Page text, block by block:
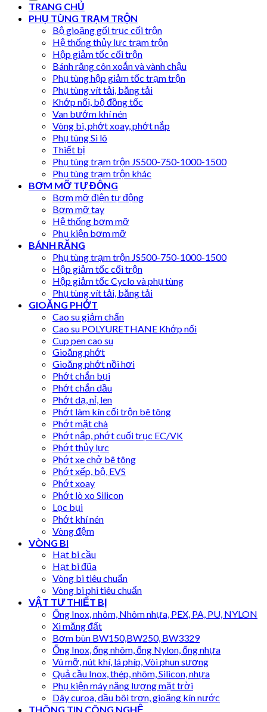
TRANG CHỦ
PHỤ TÙNG TRẠM TRỘN
Bộ gioăng gối trục cối trộn
Hệ thống thủy lực trạm trộn
Hộp giảm tốc cối trộn
Bánh răng côn xoắn và vành chậu
Phụ tùng hộp giảm tốc trạm trộn
Phụ tùng vít tải, băng tải
Khớp nối, bộ đồng tốc
Van bướm khí nén
Vòng bi, phớt xoay, phớt nắp
Phụ tùng Si lô
Thiết bị
Phụ tùng trạm trộn JS500-750-1000-1500
Phụ tùng trạm trộn khác
BƠM MỠ TỰ ĐỘNG
Bơm mỡ điện tự động
Bơm mỡ tay
Hệ thống bơm mỡ
Phụ kiện bơm mỡ
BÁNH RĂNG
Phụ tùng trạm trộn JS500-750-1000-1500
Hộp giảm tốc cối trộn
Hộp giảm tốc Cyclo và phụ tùng
Phụ tùng vít tải, băng tải
GIOĂNG PHỚT
Cao su giảm chấn
Cao su POLYURETHANE Khớp nối
Cup pen cao su
Gioăng phớt
Gioăng phớt nồi hơi
Phớt chắn bụi
Phớt chắn dầu
Phớt dạ, nỉ, len
Phớt làm kín cối trộn bê tông
Phớt mặt chà
Phớt nắp, phớt cuối trục EC/VK
Phớt thủy lực
Phớt xe chở bê tông
Phớt xếp, bộ, EVS
Phớt xoay
Phớt lò xo Silicon
Lọc bụi
Phớt khí nén
Vòng đệm
VÒNG BI
Hạt bi cầu
Hạt bi đũa
Vòng bi tiêu chuẩn
Vòng bi phi tiêu chuẩn
VẬT TƯ THIẾT BỊ
Ống Inox, nhôm, Nhôm nhựa, PEX, PA, PU, NYLON
Xi măng đất
Bơm bùn BW150,BW250, BW3329
Ống Inox, ống nhôm, ống Nylon, ống nhựa
Vú mỡ, nút khí, lá phíp, Vòi phun sương
Quả cầu Inox, thép, nhôm, Silicon, nhựa
Phụ kiện máy năng lượng mặt trời
Dây curoa, dầu bôi trơn, gioăng kín nước
THÔNG TIN CÔNG NGHỆ